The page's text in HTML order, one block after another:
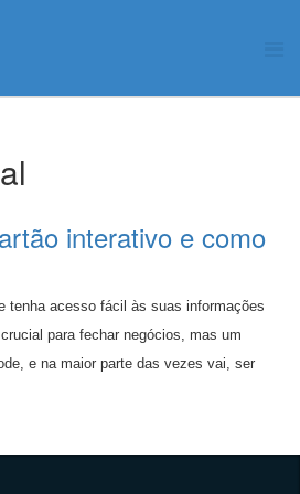
interativo e como
tenha acesso fácil às suas informações
para fechar negócios, mas um
e na maior parte das vezes vai, ser